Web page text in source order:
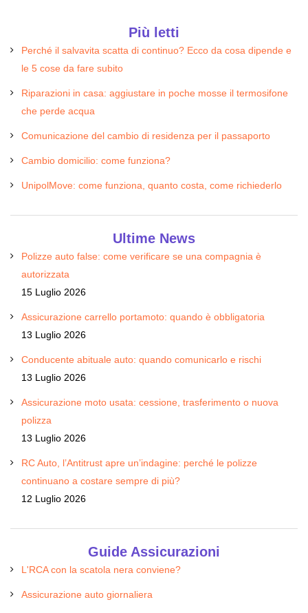
Più letti
Perché il salvavita scatta di continuo? Ecco da cosa dipende e
le 5 cose da fare subito
Riparazioni in casa: aggiustare in poche mosse il termosifone
che perde acqua
Comunicazione del cambio di residenza per il passaporto
Cambio domicilio: come funziona?
UnipolMove: come funziona, quanto costa, come richiederlo
Ultime News
Polizze auto false: come verificare se una compagnia è
autorizzata
15 Luglio 2026
Assicurazione carrello portamoto: quando è obbligatoria
13 Luglio 2026
Conducente abituale auto: quando comunicarlo e rischi
13 Luglio 2026
Assicurazione moto usata: cessione, trasferimento o nuova
polizza
13 Luglio 2026
RC Auto, l’Antitrust apre un’indagine: perché le polizze
continuano a costare sempre di più?
12 Luglio 2026
Guide Assicurazioni
L'RCA con la scatola nera conviene?
Assicurazione auto giornaliera